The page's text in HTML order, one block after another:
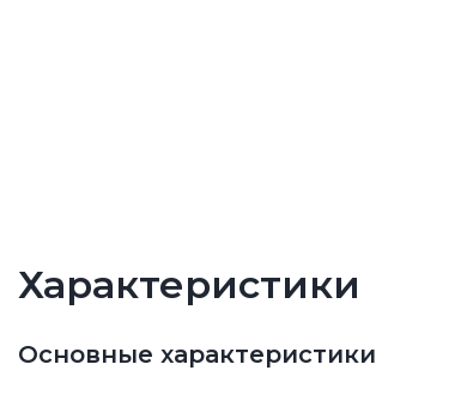
Характеристики
Основные характеристики